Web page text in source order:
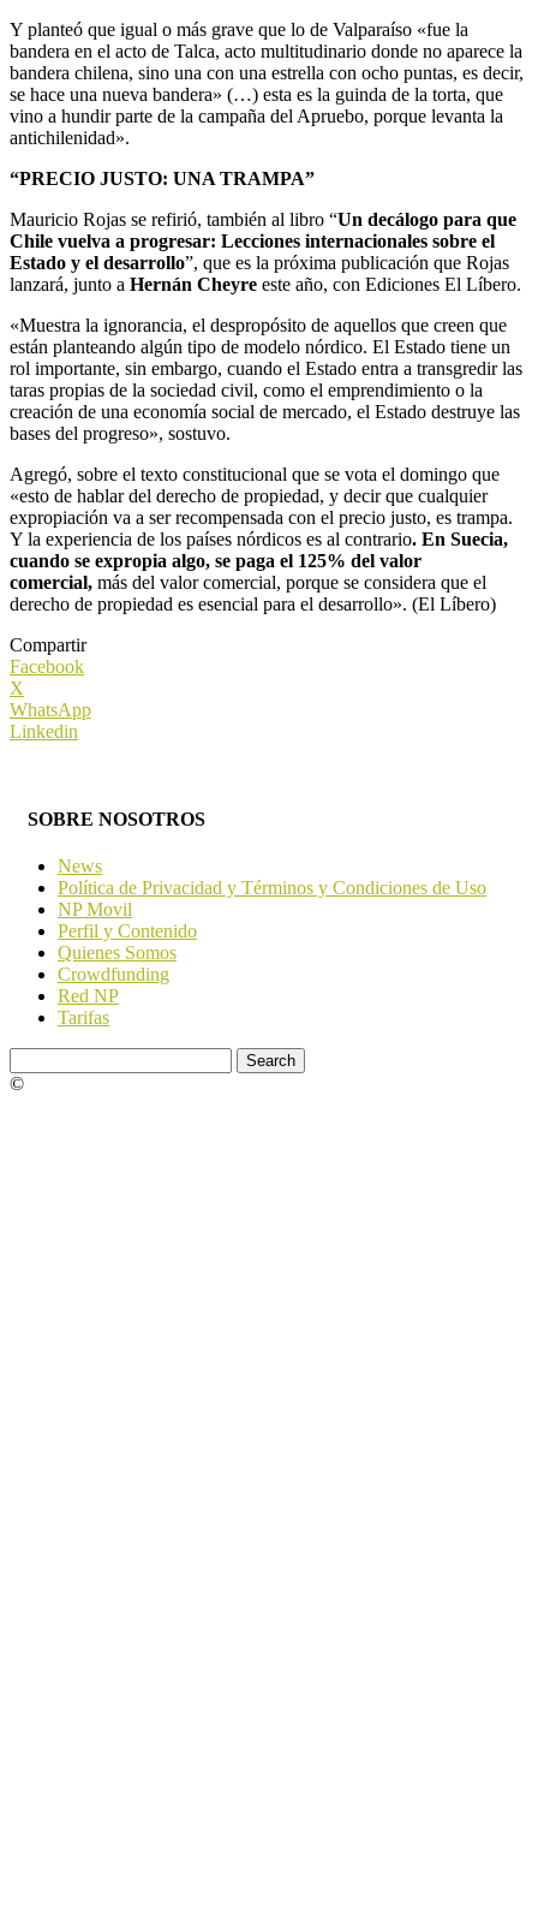
Y planteó que igual o más grave que lo de Valparaíso «fue la
bandera en el acto de Talca, acto multitudinario donde no aparece la
bandera chilena, sino una con una estrella con ocho puntas, es decir,
se hace una nueva bandera» (…) esta es la guinda de la torta, que
vino a hundir parte de la campaña del Apruebo, porque levanta la
antichilenidad».
“PRECIO JUSTO: UNA TRAMPA”
Mauricio Rojas se refirió, también al libro “Un decálogo para que
Chile vuelva a progresar: Lecciones internacionales sobre el
Estado y el desarrollo”, que es la próxima publicación que Rojas
lanzará, junto a Hernán Cheyre este año, con Ediciones El Líbero.
«Muestra la ignorancia, el despropósito de aquellos que creen que
están planteando algún tipo de modelo nórdico. El Estado tiene un
rol importante, sin embargo, cuando el Estado entra a transgredir las
taras propias de la sociedad civil, como el emprendimiento o la
creación de una economía social de mercado, el Estado destruye las
bases del progreso», sostuvo.
Agregó, sobre el texto constitucional que se vota el domingo que
«esto de hablar del derecho de propiedad, y decir que cualquier
expropiación va a ser recompensada con el precio justo, es trampa.
Y la experiencia de los países nórdicos es al contrario. En Suecia,
cuando se expropia algo, se paga el 125% del valor
comercial, más del valor comercial, porque se considera que el
derecho de propiedad es esencial para el desarrollo». (El Líbero)
Compartir
Facebook
X
WhatsApp
Linkedin
SOBRE NOSOTROS
News
Política de Privacidad y Términos y Condiciones de Uso
NP Movil
Perfil y Contenido
Quienes Somos
Crowdfunding
Red NP
Tarifas
©